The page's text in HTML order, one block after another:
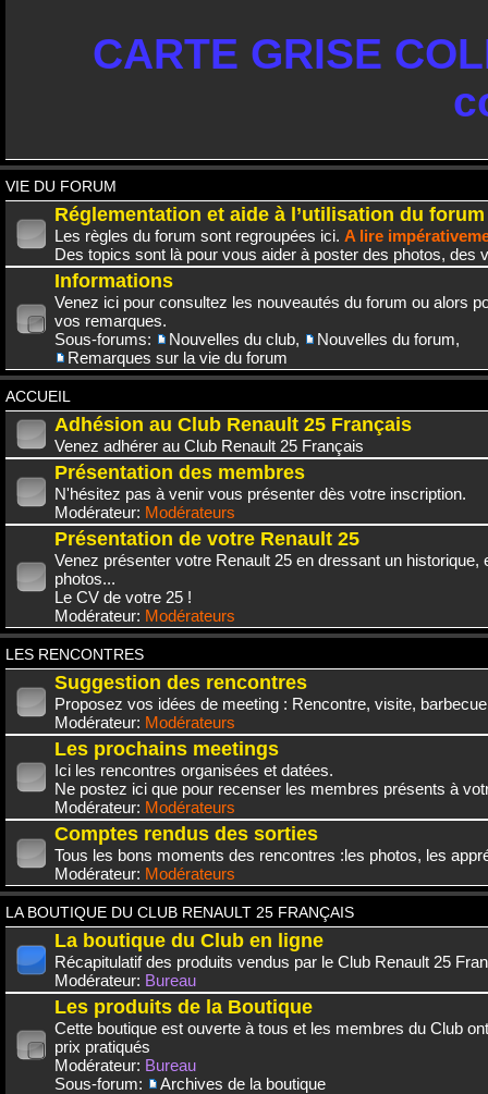
CARTE GRISE
VIE DU FORUM
Réglementation et aide à l’utilisation du forum
Les règles du forum sont regroupées ici. A lire
Des topics sont là pour vous aider à poster des photos, des
Informations
Venez ici pour consultez les nouveautés du forum ou alors
vos remarques.
Sous-forums:
Nouvelles du club, Nouvelles du forum,
Remarques sur la vie du forum
ACCUEIL
Adhésion au Club Renault 25 Français
Venez adhérer au Club Renault 25 Français
Présentation des membres
N'hésitez pas à venir vous présenter dès votre inscription.
Modérateur: Modérateurs
Présentation de votre Renault 25
Venez présenter votre Renault 25 en dressant un historique,
photos...
Le CV de votre 25 !
Modérateur: Modérateurs
LES RENCONTRES
Suggestion des rencontres
Proposez vos idées de meeting : Rencontre, visite,
Modérateur: Modérateurs
Les prochains meetings
Ici les rencontres organisées et datées.
Ne postez ici que pour recenser les membres présents à
Modérateur: Modérateurs
Comptes rendus des sorties
Tous les bons moments des rencontres :les photos, les
Modérateur: Modérateurs
LA BOUTIQUE DU CLUB RENAULT 25 FRANÇAIS
La boutique du Club en ligne
Récapitulatif des produits vendus par le Club Renault 25
Modérateur: Bureau
Les produits de la Boutique
Cette boutique est ouverte à tous et les membres du Club
prix pratiqués
Modérateur: Bureau
Sous-forum:
Archives de la boutique